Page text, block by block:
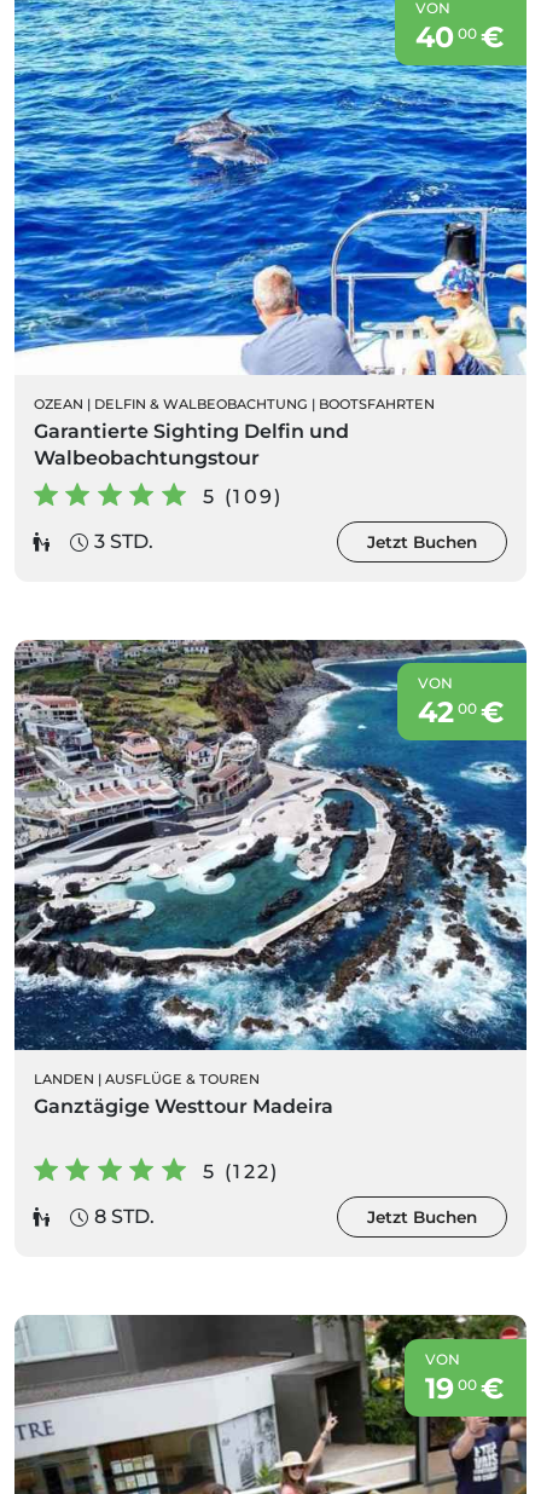
VON
40 00€
OZEAN | DELFIN & WALBEOBACHTUNG | BOOTSFAHRTEN
Garantierte Sighting Delfin und
Walbeobachtungstour
5 (109)
3 STD.
Jetzt Buchen
VON
42 00€
LANDEN | AUSFLÜGE & TOUREN
Ganztägige Westtour Madeira
5 (122)
8 STD.
Jetzt Buchen
VON
19 00€